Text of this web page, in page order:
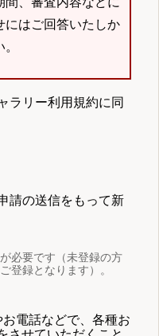
にはご回答いたしか
ラリー利用規約に同
請の送信をもって新
必要です（未登録の方
登録となります）。
電話などで、各種お